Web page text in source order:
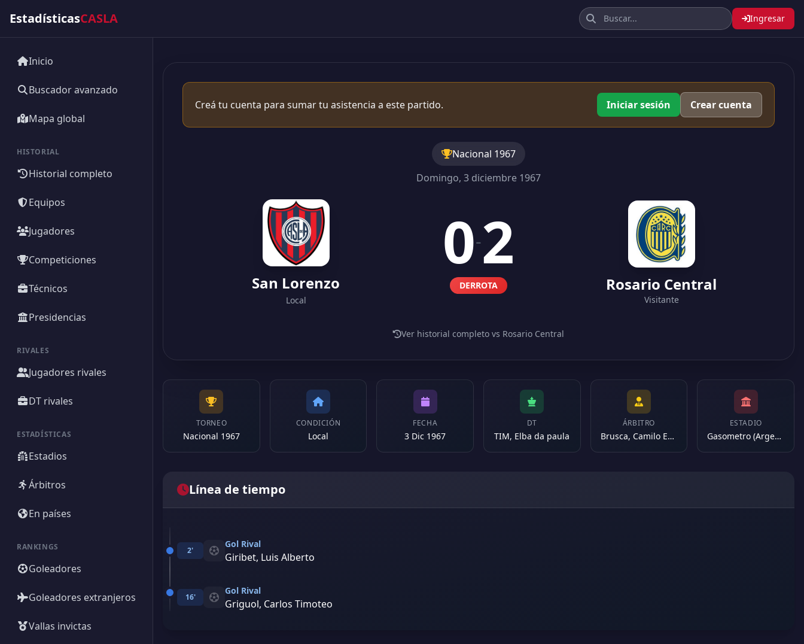
EstadísticasCASLA Ingresar
Inicio
Buscador avanzado
Mapa global
HISTORIAL
Historial completo
Equipos
Jugadores
Competiciones
Técnicos
Presidencias
RIVALES
Jugadores rivales
DT rivales
ESTADÍSTICAS
Estadios
Árbitros
En países
RANKINGS
Goleadores
Goleadores extranjeros
Vallas invictas
Creá tu cuenta para sumar tu asistencia a este partido. Iniciar sesión Crear cuenta
Nacional 1967
Domingo, 3 diciembre 1967
San Lorenzo
Local
0-2
DERROTA Rosario Central
Visitante
Ver historial completo vs Rosario Central
TORNEO
Nacional 1967
CONDICIÓN
Local
FECHA
3 Dic 1967
DT
TIM, Elba da paula
ÁRBITRO
Brusca, Camilo Esteban
ESTADIO
Gasometro (Argentina)
Línea de tiempo
2'
Gol Rival
Giribet, Luis Alberto
16'
Gol Rival
Griguol, Carlos Timoteo